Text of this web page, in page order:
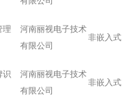
理
河南丽视电子技术
有限公司
非嵌入式
识
河南丽视电子技术
有限公司
非嵌入式